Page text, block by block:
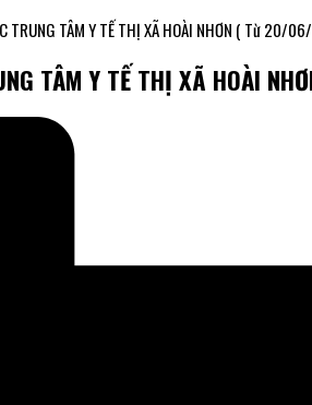
TRUNG TÂM Y TẾ THỊ XÃ HOÀI NHƠN ( Từ
TÂM Y TẾ THỊ XÃ